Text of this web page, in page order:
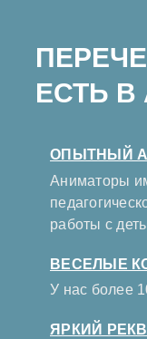
ЕСТЬ В
ОПЫТНЫЙ
Аниматоры
работы с
ВЕСЕЛЫЕ
У нас более
ЯРКИЙ